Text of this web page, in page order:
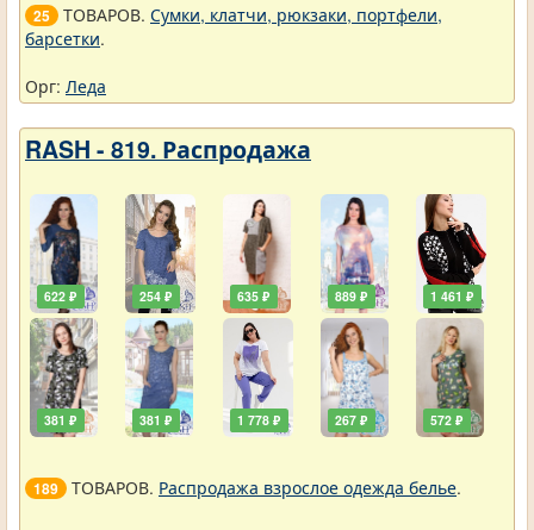
25 ТОВАРОВ. Сумки, клатчи, рюкзаки, портфели,
барсетки.
Орг: Леда
RASH - 819. Распродажа
622 ₽
381 ₽
254 ₽
381 ₽
635 ₽
1 778 ₽
889 ₽
267 ₽
1 461 ₽
572 ₽
189 ТОВАРОВ. Распродажа взрослое одежда белье.